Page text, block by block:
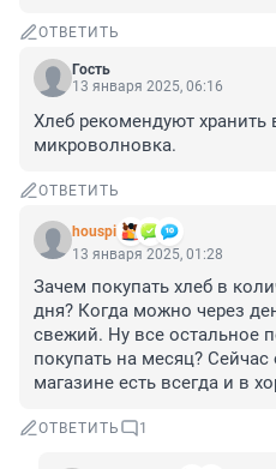
ОТВЕТИТЬ
Гость
13 января 2025, 06:16
Хлеб рекомендуют
микроволновка.
ОТВЕТИТЬ
houspi
13 января 2025, 01:28
Зачем покупать хлеб в
дня? Когда можно через
свежий. Ну все остальное
покупать на месяц?
магазине есть всегда и в
ОТВЕТИТЬ 1